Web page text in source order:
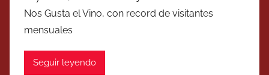
Nos Gusta el Vino, con record de visitantes
mensuales
Seguir leyendo